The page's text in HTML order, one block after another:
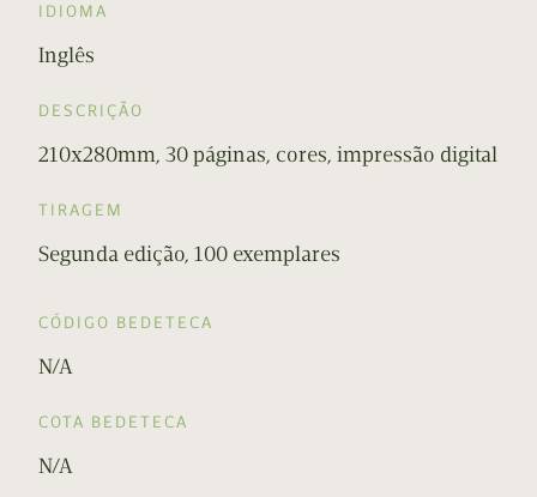
IDIOMA
Inglês
DESCRIÇÃO
210x280mm, 30 páginas, cores, impressão digital
TIRAGEM
Segunda edição, 100 exemplares
CÓDIGO BEDETECA
N/A
COTA BEDETECA
N/A